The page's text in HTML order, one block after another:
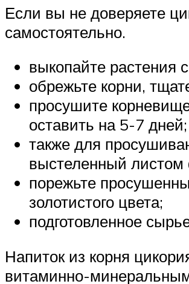
Если вы не доверяете
самостоятельно.
выкопайте растения
обрежьте корни,
просушите
оставить на 5-7 дней;
также для
выстеленный листом
порежьте
золотистого цвета;
подготовленное
Напиток из корня
витаминно-